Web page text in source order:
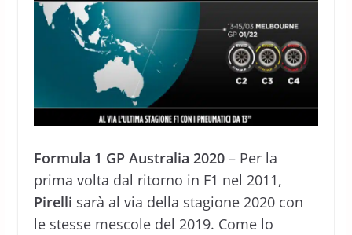
Formula 1 GP Australia 2020– Per la
prima volta dal ritorno in F1 nel 2011,
Pirelli sarà al via della stagione 2020 con
le stesse mescole del 2019. Come lo